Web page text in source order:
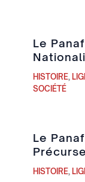
Le
HISTOIRE,
SOCIÉTÉ
Le
HISTOIRE,